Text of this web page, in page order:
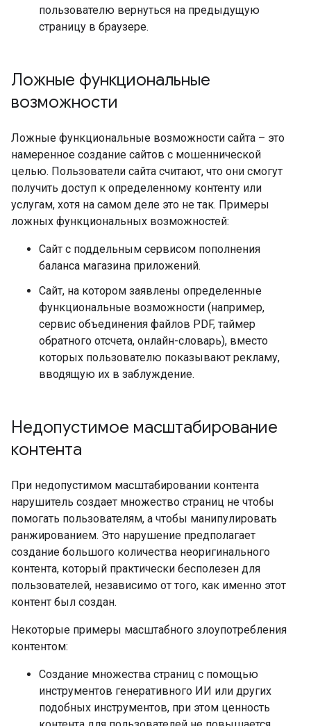
пользователю вернуться на предыдущую
страницу в браузере.
Ложные функциональные
возможности
Ложные функциональные возможности сайта – это
намеренное создание сайтов с мошеннической
целью. Пользователи сайта считают, что они смогут
получить доступ к определенному контенту или
услугам, хотя на самом деле это не так. Примеры
ложных функциональных возможностей:
Сайт с поддельным сервисом пополнения
баланса магазина приложений.
Сайт, на котором заявлены определенные
функциональные возможности (например,
сервис объединения файлов PDF, таймер
обратного отсчета, онлайн-словарь), вместо
которых пользователю показывают рекламу,
вводящую их в заблуждение.
Недопустимое масштабирование
контента
При недопустимом масштабировании контента
нарушитель создает множество страниц не чтобы
помогать пользователям, а чтобы манипулировать
ранжированием. Это нарушение предполагает
создание большого количества неоригинального
контента, который практически бесполезен для
пользователей, независимо от того, как именно этот
контент был создан.
Некоторые примеры масштабного злоупотребления
контентом:
Создание множества страниц с помощью
инструментов генеративного ИИ или других
подобных инструментов, при этом ценность